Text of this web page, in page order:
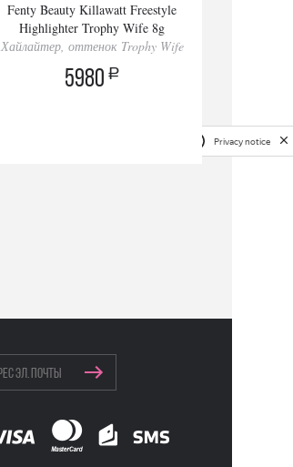
Fenty Beauty Killawatt Freestyle
Highlighter Trophy Wife 8g
Хайлайтер, оттенок Trophy Wife
5980 a
Privacy notice